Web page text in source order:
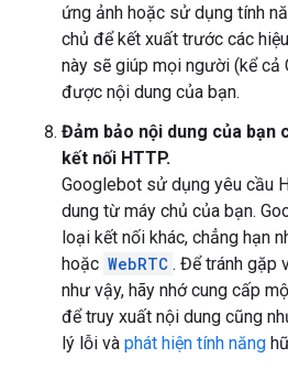
ứng ảnh hoặc sử dụng tính
chủ để kết xuất trước các
này sẽ giúp mọi người (kể cả
được nội dung của bạn.
Đảm bảo nội dung của bạn
kết nối HTTP.
Googlebot sử dụng yêu cầu
dung từ máy chủ của bạn.
loại kết nối khác, chẳng hạn
hoặc WebRTC . Để tránh gặp
như vậy, hãy nhớ cung cấp
để truy xuất nội dung cũng
lý lỗi và phát hiện tính năng